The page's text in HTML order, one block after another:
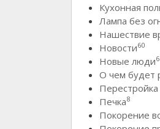
Кухонная
Лампа без
Нашествие
Новости60
Новые люди6
О чем будет
Печка8
Покорение